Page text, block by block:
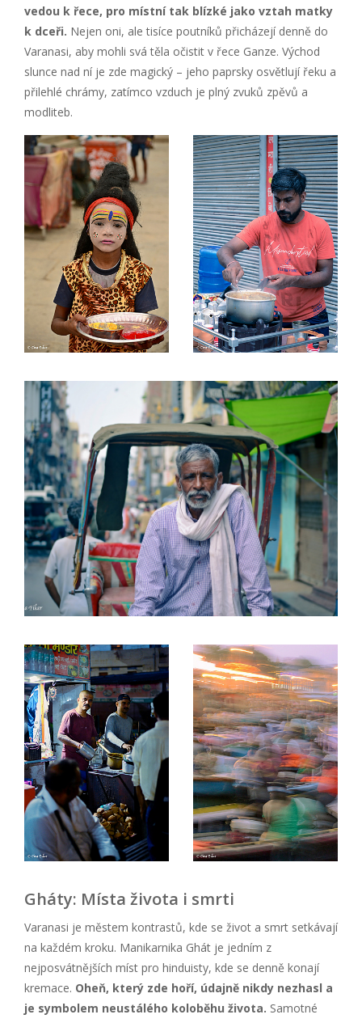
vedou k řece, pro místní tak blízké jako vztah matky
k dceři. Nejen oni, ale tisíce poutníků přicházejí denně do
Varanasi, aby mohli svá těla očistit v řece Ganze. Východ
slunce nad ní je zde magický – jeho paprsky osvětlují řeku a
přilehlé chrámy, zatímco vzduch je plný zvuků zpěvů a
modliteb.
Gháty: Místa života i smrti
Varanasi je městem kontrastů, kde se život a smrt setkávají
na každém kroku. Manikarnika Ghát je jedním z
nejposvátnějších míst pro hinduisty, kde se denně konají
kremace. Oheň, který zde hoří, údajně nikdy nezhasl a
je symbolem neustálého koloběhu života. Samotné